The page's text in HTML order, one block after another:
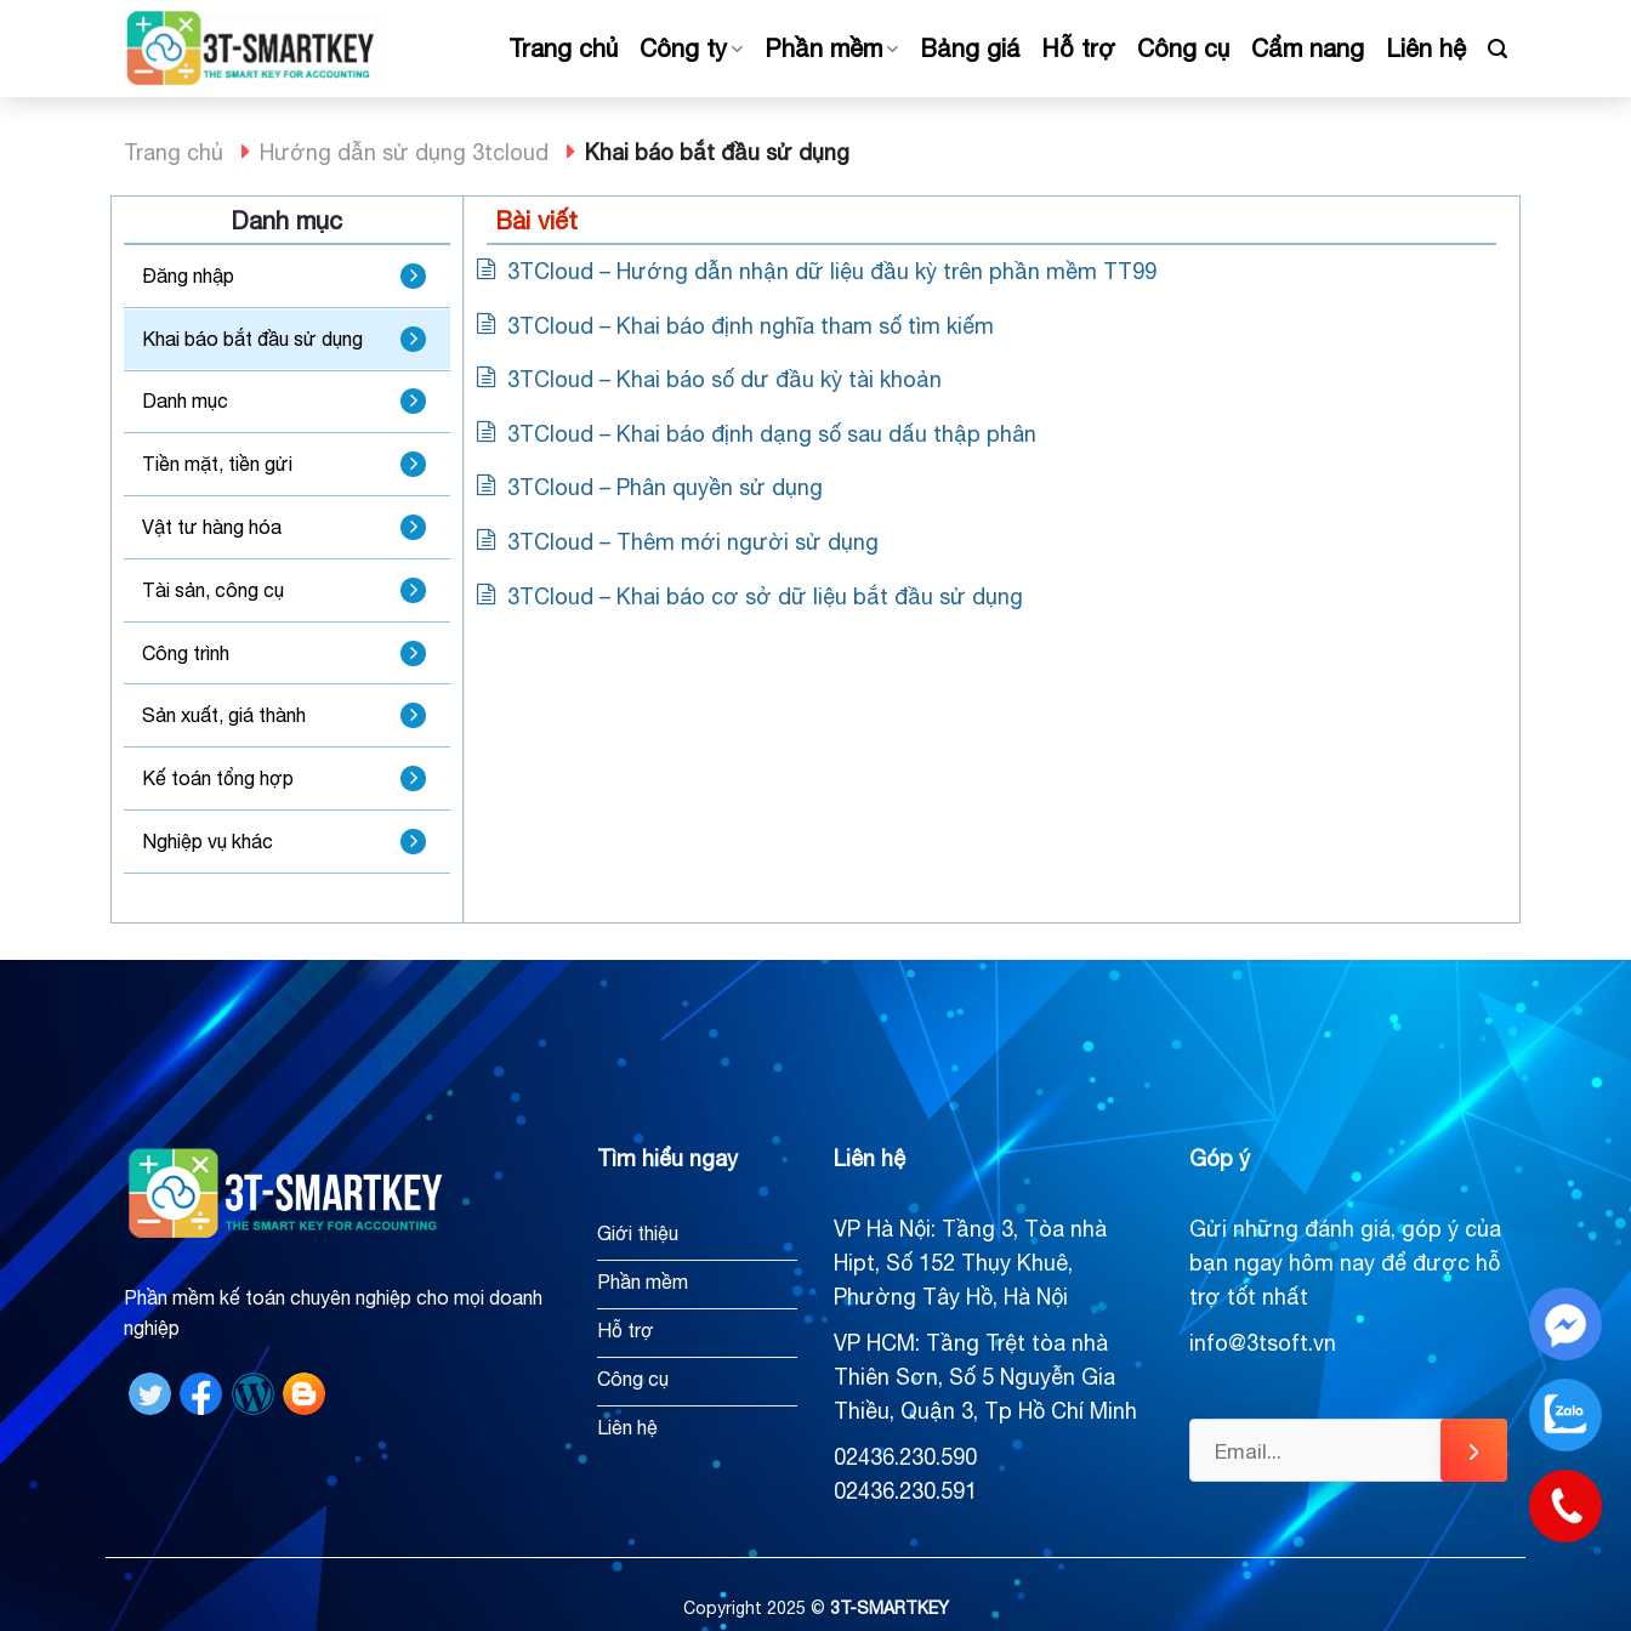
dung
Trang chủ Công ty Phần mềm Bảng giá Hỗ trợ Công cụ Cẩm nang Liên hệ
Trang chủ Hướng dẫn sử dụng 3tcloud Khai báo bắt đầu sử dụng
Danh mục
Đăng nhập
Khai báo bắt đầu sử dụng
Danh mục
Tiền mặt, tiền gửi
Vật tư hàng hóa
Tài sản, công cụ
Công trình
Sản xuất, giá thành
Kế toán tổng hợp
Nghiệp vụ khác
Bài viết
3TCloud – Hướng dẫn nhận dữ liệu đầu kỳ trên phần mềm TT99
3TCloud – Khai báo định nghĩa tham số tìm kiếm
3TCloud – Khai báo số dư đầu kỳ tài khoản
3TCloud – Khai báo định dạng số sau dấu thập phân
3TCloud – Phân quyền sử dụng
3TCloud – Thêm mới người sử dụng
3TCloud – Khai báo cơ sở dữ liệu bắt đầu sử dụng
Phần mềm kế toán chuyên nghiệp cho mọi doanh
nghiệp
Tìm hiểu ngay
Giới thiệu
Phần mềm
Hỗ trợ
Công cụ
Liên hệ
Liên hệ
VP Hà Nội: Tầng 3, Tòa nhà
Hipt, Số 152 Thụy Khuê,
Phường Tây Hồ, Hà Nội
VP HCM: Tầng Trệt tòa nhà
Thiên Sơn, Số 5 Nguyễn Gia
Thiều, Quận 3, Tp Hồ Chí Minh
02436.230.590
02436.230.591
Góp ý
Gửi những đánh giá, góp ý của
bạn ngay hôm nay để được hỗ
trợ tốt nhất
info@3tsoft.vn
Copyright 2025 © 3T-SMARTKEY